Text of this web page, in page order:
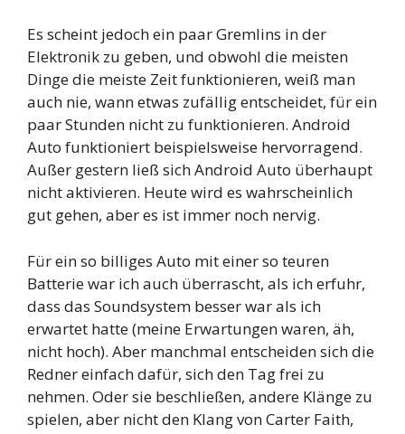
Es scheint jedoch ein paar Gremlins in der
Elektronik zu geben, und obwohl die meisten
Dinge die meiste Zeit funktionieren, weiß man
auch nie, wann etwas zufällig entscheidet, für ein
paar Stunden nicht zu funktionieren. Android
Auto funktioniert beispielsweise hervorragend.
Außer gestern ließ sich Android Auto überhaupt
nicht aktivieren. Heute wird es wahrscheinlich
gut gehen, aber es ist immer noch nervig.
Für ein so billiges Auto mit einer so teuren
Batterie war ich auch überrascht, als ich erfuhr,
dass das Soundsystem besser war als ich
erwartet hatte (meine Erwartungen waren, äh,
nicht hoch). Aber manchmal entscheiden sich die
Redner einfach dafür, sich den Tag frei zu
nehmen. Oder sie beschließen, andere Klänge zu
spielen, aber nicht den Klang von Carter Faith,